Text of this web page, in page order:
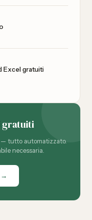
Excel gratuiti
gratuiti
— tutto automatizzato.
necessaria.
→